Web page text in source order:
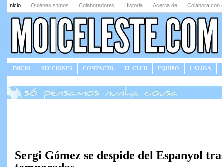
Inicio Quiénes somos Colaboradores Historia Acerca de Colabora con
INICIO SECCIONES CONTACTO EL CLUB EQUIPO LALIGA
Sergi Gómez se despide del Espanyol